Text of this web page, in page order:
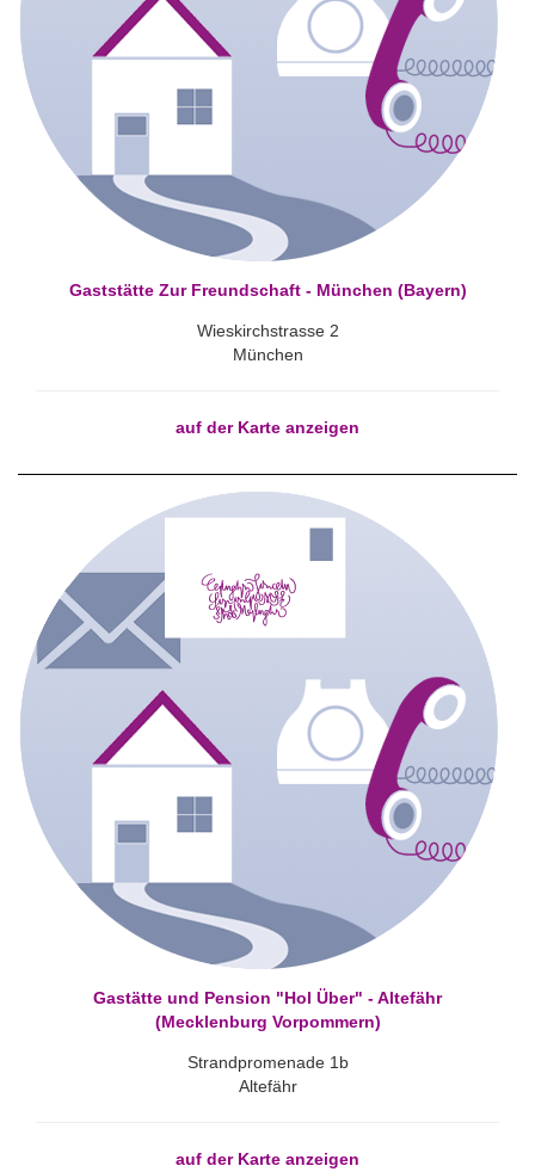
Gaststätte Zur Freundschaft - München (Bayern)
Wieskirchstrasse 2
München
auf der Karte anzeigen
Gastätte und Pension "Hol Über" - Altefähr
(Mecklenburg Vorpommern)
Strandpromenade 1b
Altefähr
auf der Karte anzeigen